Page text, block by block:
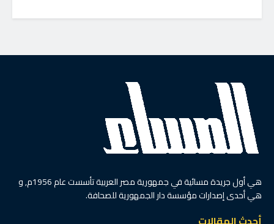
هي أول جريدة مسائية في جمهورية مصر العربية تأسست عام 1956م, و
هي أحدى إصدارات مؤسسة دار الجمهورية للصحافة.